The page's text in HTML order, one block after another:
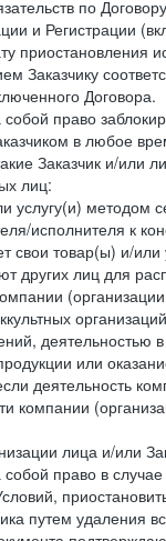
по
и Регистрации
приостановления
Заказчику
Договора.
право
в любое
Заказчик и/
лиц:
методом
исполнителя к
свои товар(ы) и/
других лиц для
или
деятельность
компании
лица и/или
право в
путем